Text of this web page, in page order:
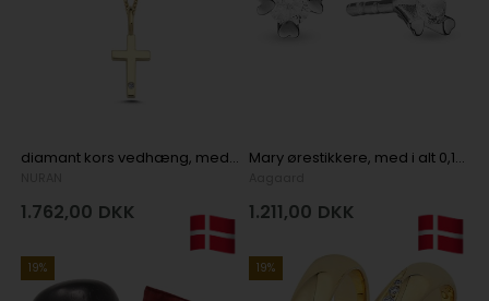
diamant kors vedhæng, med i alt 0,005 ct diamanter i 14 kt guld
1.762,00 DKK
Mary ørestikkere, med i alt 0,10 ct labgrown diamanter i Sterling sølv
1.211,00 DKK
19% 19%